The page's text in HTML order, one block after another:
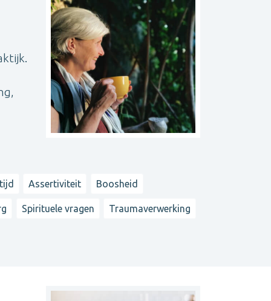
Assertiviteit Boosheid
Spirituele vragen Traumaverwerking